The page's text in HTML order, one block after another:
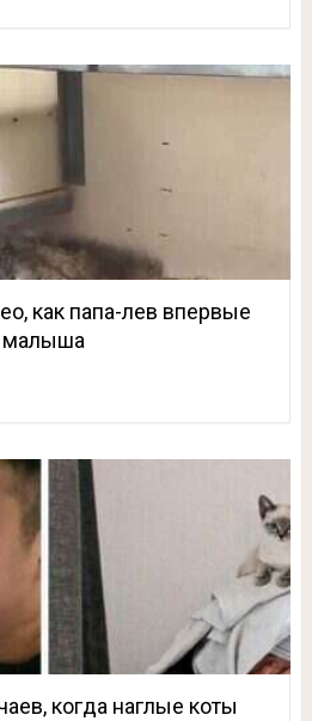
как папа-лев впервые
малыша
когда наглые коты